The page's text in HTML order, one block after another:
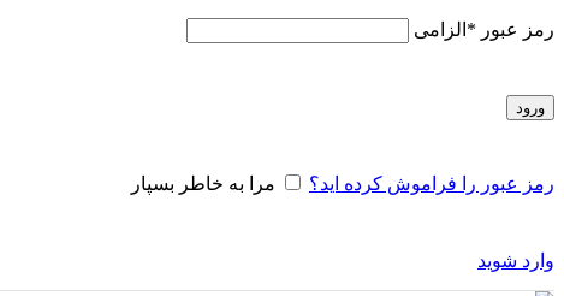
رمز عبور * الزامی
ورود
رمز عبور را فراموش کرده اید؟ مرا به خاطر بسپار
وارد شوید